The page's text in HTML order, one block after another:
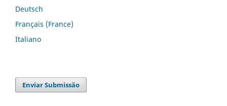
Deutsch
Français (France)
Italiano
Enviar Submissão